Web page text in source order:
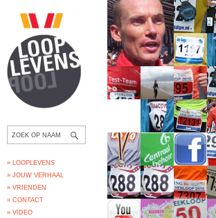
» LOOPLEVENS
» JOUW VERHAAL
» VRIENDEN
» CONTACT
» VIDEO